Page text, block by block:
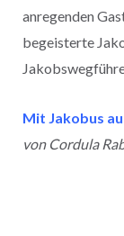
anregenden
begeisterte
Mit Jakobus
von Cordula